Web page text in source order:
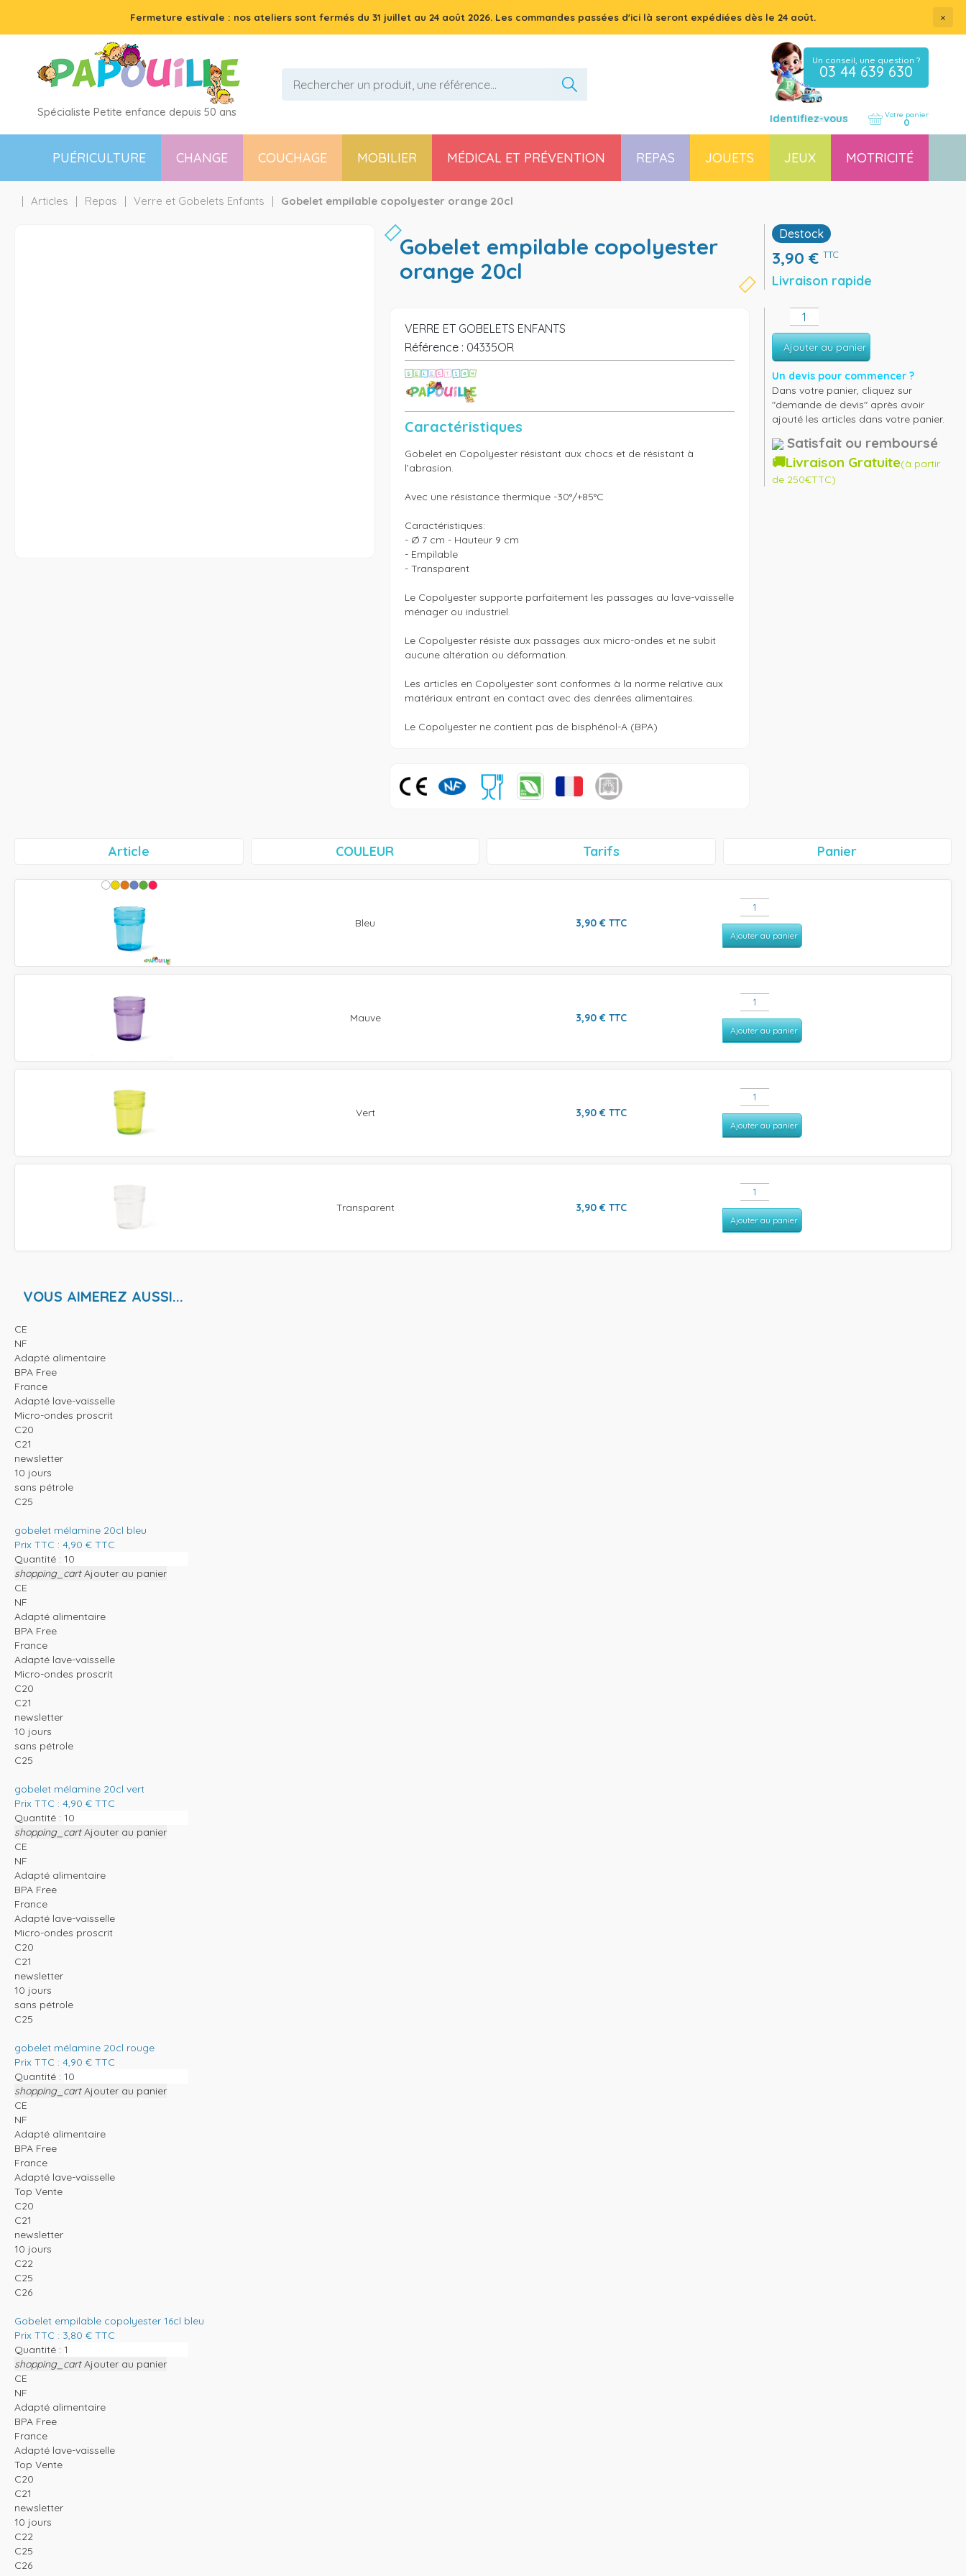
Fermeture estivale : nos ateliers sont fermés du 31 juillet au 24 août 2026. Les commandes passées d'ici là seront expédiées dès le 24 août. ×
Spécialiste Petite enfance depuis 50 ans
Un conseil, une question ?
03 44 639 630
Identifiez-vous Votre panier
0
PUÉRICULTURE CHANGE COUCHAGE MOBILIER MÉDICAL ET PRÉVENTION REPAS JOUETS JEUX MOTRICITÉ
Articles Repas Verre et Gobelets Enfants Gobelet empilable copolyester orange 20cl
gobelet empilable copolyester
orange 20cl
Destock
3,90€ TTC
Livraison rapide
VERRE ET GOBELETS ENFANTS
Référence : 04335OR
Caractéristiques
Gobelet en Copolyester résistant aux chocs et de résistant à
l’abrasion.
Avec une résistance thermique -30°/+85°C
Caractéristiques:
- Ø 7 cm - Hauteur 9 cm
- Empilable
- Transparent
Le Copolyester supporte parfaitement les passages au lave-vaisselle
ménager ou industriel.
Le Copolyester résiste aux passages aux micro-ondes et ne subit
aucune altération ou déformation.
Les articles en Copolyester sont conformes à la norme relative aux
matériaux entrant en contact avec des denrées alimentaires.
Le Copolyester ne contient pas de bisphénol-A (BPA)
Ajouter au panier
Un devis pour commencer ?
Dans votre panier, cliquez sur
"demande de devis" après avoir
ajouté les articles dans votre panier.
Satisfait ou remboursé
🚚Livraison Gratuite(à partir
de 250€TTC)
Article COULEUR Tarifs Panier
Bleu 3,90 € TTC
Ajouter au panier
Mauve 3,90 € TTC
Ajouter au panier
Vert 3,90 € TTC
Ajouter au panier
Transparent 3,90 € TTC
Ajouter au panier
VOUS AIMEREZ AUSSI...
CE
NF
Adapté alimentaire
BPA Free
France
Adapté lave-vaisselle
Micro-ondes proscrit
C20
C21
newsletter
10 jours
sans pétrole
C25
gobelet mélamine 20cl bleu
Prix TTC : 4,90 € TTC
Quantité :
shopping_cart Ajouter au panier
CE
NF
Adapté alimentaire
BPA Free
France
Adapté lave-vaisselle
Micro-ondes proscrit
C20
C21
newsletter
10 jours
sans pétrole
C25
gobelet mélamine 20cl vert
Prix TTC : 4,90 € TTC
Quantité :
shopping_cart Ajouter au panier
CE
NF
Adapté alimentaire
BPA Free
France
Adapté lave-vaisselle
Micro-ondes proscrit
C20
C21
newsletter
10 jours
sans pétrole
C25
gobelet mélamine 20cl rouge
Prix TTC : 4,90 € TTC
Quantité :
shopping_cart Ajouter au panier
CE
NF
Adapté alimentaire
BPA Free
France
Adapté lave-vaisselle
Top Vente
C20
C21
newsletter
10 jours
C22
C25
C26
Gobelet empilable copolyester 16cl bleu
Prix TTC : 3,80 € TTC
Quantité :
shopping_cart Ajouter au panier
CE
NF
Adapté alimentaire
BPA Free
France
Adapté lave-vaisselle
Top Vente
C20
C21
newsletter
10 jours
C22
C25
C26